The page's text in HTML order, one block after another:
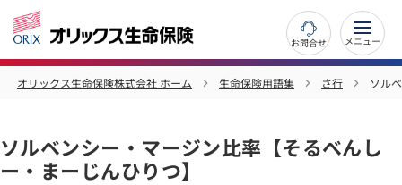
お問合せ
オリックス生命保険株式会社 ホーム 生命保険用語集 さ行 ソル
ソルベンシー・マージン比率【そるべんし
ー・まーじんひりつ】